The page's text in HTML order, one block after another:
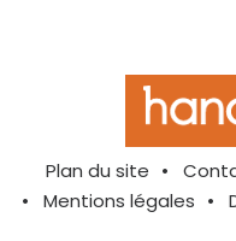
Plan du site
Mentions légales